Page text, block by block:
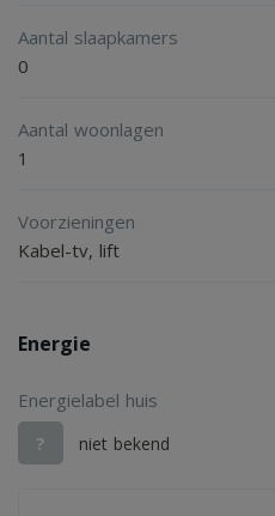
Aantal slaapkamers
0
Aantal woonlagen
1
Voorzieningen
Kabel-tv, lift
Energie
Energielabel huis
?
niet bekend